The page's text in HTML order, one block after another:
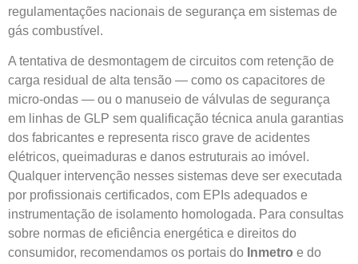
regulamentações nacionais de segurança em sistemas de
gás combustível.
A tentativa de desmontagem de circuitos com retenção de
carga residual de alta tensão — como os capacitores de
micro-ondas — ou o manuseio de válvulas de segurança
em linhas de GLP sem qualificação técnica anula garantias
dos fabricantes e representa risco grave de acidentes
elétricos, queimaduras e danos estruturais ao imóvel.
Qualquer intervenção nesses sistemas deve ser executada
por profissionais certificados, com EPIs adequados e
instrumentação de isolamento homologada. Para consultas
sobre normas de eficiência energética e direitos do
consumidor, recomendamos os portais do Inmetro e do